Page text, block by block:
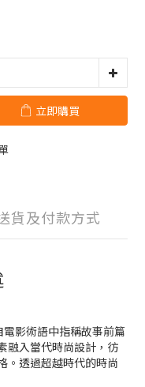
立即購買
貨及付款方式
影術語中指稱故事前篇
融入當代時尚設計，彷
。透過超越時代的時尚